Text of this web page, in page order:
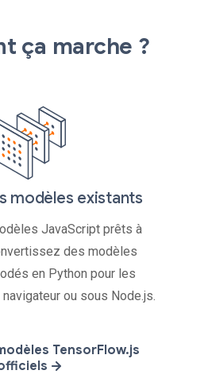
ça marche ?
modèles existants
JavaScript prêts à
des modèles
en Python pour les
ou sous Node.js.
TensorFlow.js